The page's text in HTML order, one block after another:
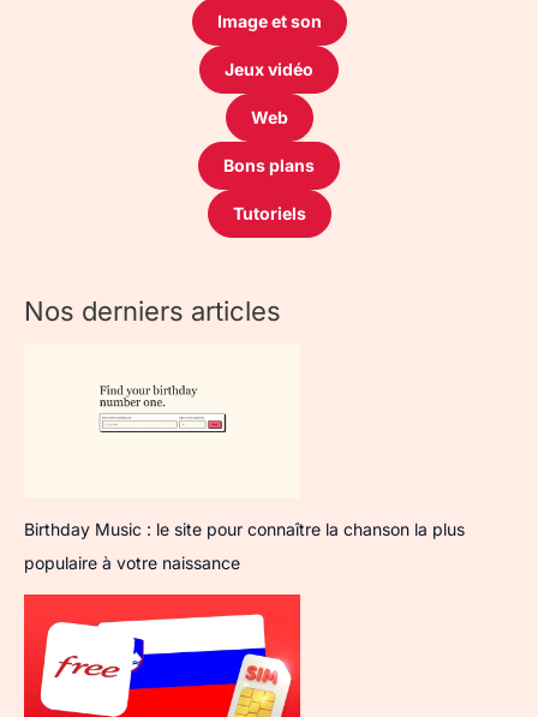
Image et son
Jeux vidéo
Web
Bons plans
Tutoriels
Nos derniers articles
Birthday Music : le site pour connaître la chanson la plus
populaire à votre naissance